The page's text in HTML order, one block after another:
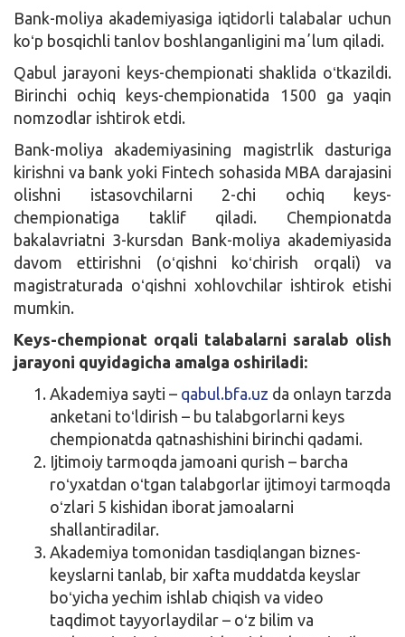
Bank-moliya akademiyasiga iqtidorli talabalar uchun
koʻp bosqichli tanlov boshlanganligini maʼlum qiladi.
Qabul jarayoni keys-chempionati shaklida oʻtkazildi.
Birinchi ochiq keys-chempionatida 1500 ga yaqin
nomzodlar ishtirok etdi.
Bank-moliya akademiyasining magistrlik dasturiga
kirishni va bank yoki Fintech sohasida MBA darajasini
olishni istasovchilarni 2-chi ochiq keys-
chempionatiga taklif qiladi. Chempionatda
bakalavriatni 3-kursdan Bank-moliya akademiyasida
davom ettirishni (oʻqishni koʻchirish orqali) va
magistraturada oʻqishni xohlovchilar ishtirok etishi
mumkin.
Keys-chempionat orqali talabalarni saralab olish
jarayoni quyidagicha amalga oshiriladi:
Akademiya sayti – qabul.bfa.uz da onlayn tarzda
anketani toʻldirish – bu talabgorlarni keys
chempionatda qatnashishini birinchi qadami.
Ijtimoiy tarmoqda jamoani qurish – barcha
roʻyxatdan oʻtgan talabgorlar ijtimoyi tarmoqda
oʻzlari 5 kishidan iborat jamoalarni
shallantiradilar.
Akademiya tomonidan tasdiqlangan biznes-
keyslarni tanlab, bir xafta muddatda keyslar
boʻyicha yechim ishlab chiqish va video
taqdimot tayyorlaydilar – oʻz bilim va